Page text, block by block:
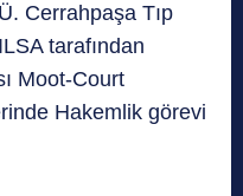
Cerrahpaşa Tıp
tarafından
Moot-Court
Hakemlik görevi